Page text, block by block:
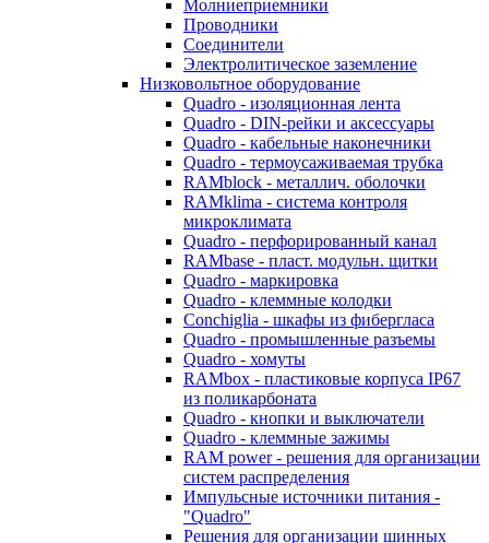
Молниеприемники
Проводники
Соединители
Электролитическое заземление
Низковольтное оборудование
Quadro - изоляционная лента
Quadro - DIN-рейки и аксессуары
Quadro - кабельные наконечники
Quadro - термоусаживаемая трубка
RAMblock - металлич. оболочки
RAMklima - система контроля
микроклимата
Quadro - перфорированный канал
RAMbase - пласт. модульн. щитки
Quadro - маркировка
Quadro - клеммные колодки
Conchiglia - шкафы из фибергласа
Quadro - промышленные разъемы
Quadro - хомуты
RAMbox - пластиковые корпуса IP67
из поликарбоната
Quadro - кнопки и выключатели
Quadro - клеммные зажимы
RAM power - решения для организации
систем распределения
Импульсные источники питания -
"Quadro"
Решения для организации шинных